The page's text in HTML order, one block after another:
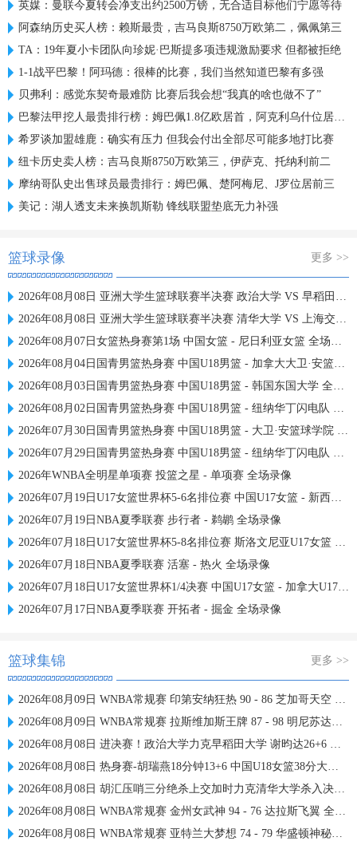
英媒：曼联今夏转会净支出约2500万镑，无合适目标他们宁愿等待
阿森纳历史买人榜：赖斯最贵，吉马良斯8750万欧第二，佩佩第三
TA：19年夏小卡团队向珍妮·巴斯提多项违规激励要求 但都被拒绝
1-1战平巴黎！阿玛德：很棒的比赛，我们当然知道巴黎有多强
贝弗利：感觉东契奇最难防 比赛后我会想“我真的啥也做不了”
巴黎法甲挖人最贵排行榜：姆巴佩1.8亿欧居首，阿克利乌什位居第2
希罗谈加盟雄鹿：确实有压力 但我会付出全部尽可能多地打比赛
纽卡历史卖人榜：吉马良斯8750万欧第三，伊萨克、托纳利前二
摩纳哥队史出售球员最贵排行：姆巴佩、楚阿梅尼、J罗位居前三
美记：湖人透支未来换凯斯勒 锋线联盟垫底无力补强
篮球录像 更多 >>
2026年08月08日 亚洲大学生篮球联赛半决赛 政治大学 VS 早稻田大学 全场录像
2026年08月08日 亚洲大学生篮球联赛半决赛 清华大学 VS 上海交通大学 全场录像
2026年08月07日女篮热身赛第1场 中国女篮 - 尼日利亚女篮 全场录像
2026年08月04日国青男篮热身赛 中国U18男篮 - 加拿大大卫·安篮球学院 全场录像
2026年08月03日国青男篮热身赛 中国U18男篮 - 韩国东国大学 全场录像
2026年08月02日国青男篮热身赛 中国U18男篮 - 纽纳华丁闪电队 全场录像
2026年07月30日国青男篮热身赛 中国U18男篮 - 大卫·安篮球学院 全场录像
2026年07月29日国青男篮热身赛 中国U18男篮 - 纽纳华丁闪电队 全场录像
2026年WNBA全明星单项赛 投篮之星 - 单项赛 全场录像
2026年07月19日U17女篮世界杯5-6名排位赛 中国U17女篮 - 新西兰U17女篮 全场录像
2026年07月19日NBA夏季联赛 步行者 - 鹈鹕 全场录像
2026年07月18日U17女篮世界杯5-8名排位赛 斯洛文尼亚U17女篮 - 中国U17女篮 全场录像
2026年07月18日NBA夏季联赛 活塞 - 热火 全场录像
2026年07月18日U17女篮世界杯1/4决赛 中国U17女篮 - 加拿大U17女篮 录像
2026年07月17日NBA夏季联赛 开拓者 - 掘金 全场录像
篮球集锦 更多 >>
2026年08月09日 WNBA常规赛 印第安纳狂热 90 - 86 芝加哥天空 全场集锦
2026年08月09日 WNBA常规赛 拉斯维加斯王牌 87 - 98 明尼苏达山猫 全场集锦
2026年08月08日 进决赛！政治大学力克早稻田大学 谢昀达26+6 波波卡22+15+7
2026年08月08日 热身赛-胡瑞燕18分钟13+6 中国U18女篮38分大胜蒙古女篮
2026年08月08日 胡汇压哨三分绝杀上交加时力克清华大学杀入决赛 陈天灿三双
2026年08月08日 WNBA常规赛 金州女武神 94 - 76 达拉斯飞翼 全场集锦
2026年08月08日 WNBA常规赛 亚特兰大梦想 74 - 79 华盛顿神秘人 全场集锦